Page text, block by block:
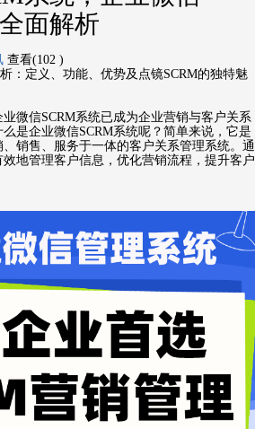
面解析
查看(102 )
：定义、功能、优势及点镜SCRM的独特魅
微信SCRM系统已成为企业营销与客户关系
是企业微信SCRM系统呢？简单来说，它是
销售、服务于一体的客户关系管理系统。通
地管理客户信息，优化营销流程，提升客户